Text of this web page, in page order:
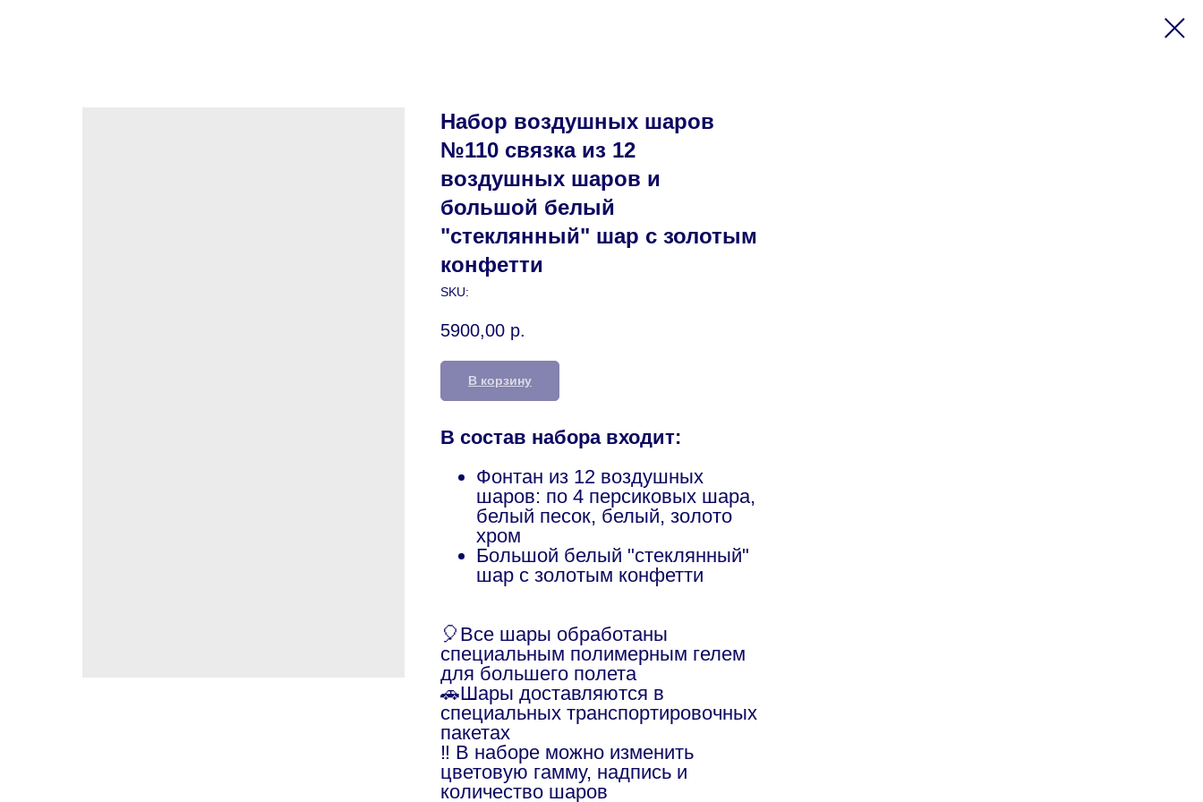
Набор воздушных шаров
№110 связка из 12
воздушных шаров и
большой белый
"стеклянный" шар с золотым
конфетти
SKU:
5900,00 р.
В корзину
В состав набора входит:
Фонтан из 12 воздушных
шаров: по 4 персиковых шара,
белый песок, белый, золото
хром
Большой белый "стеклянный"
шар с золотым конфетти
🎈Все шары обработаны
специальным полимерным гелем
для большего полета
🚗Шары доставляются в
специальных транспортировочных
пакетах
‼️ В наборе можно изменить
цветовую гамму, надпись и
количество шаров